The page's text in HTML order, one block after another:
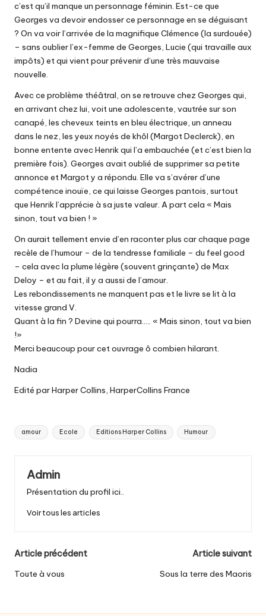
c’est qu’il manque un personnage féminin. Est-ce que
Georges va devoir endosser ce personnage en se déguisant
? On va voir l’arrivée de la magnifique Clémence (la surdouée)
– sans oublier l’ex-femme de Georges, Lucie (qui travaille aux
impôts) et qui vient pour prévenir d’une très mauvaise
nouvelle.
Avec ce problème théâtral, on se retrouve chez Georges qui,
en arrivant chez lui, voit une adolescente, vautrée sur son
canapé, les cheveux teints en bleu électrique, un anneau
dans le nez, les yeux noyés de khôl (Margot Declerck), en
bonne entente avec Henrik qui l’a embauchée (et c’est bien la
première fois). Georges avait oublié de supprimer sa petite
annonce et Margot y a répondu. Elle va s’avérer d’une
compétence inouïe, ce qui laisse Georges pantois, surtout
que Henrik l’apprécie à sa juste valeur. A part cela « Mais
sinon, tout va bien ! »
On aurait tellement envie d’en raconter plus car chaque page
recèle de l’humour – de la tendresse familiale – du feel good
– cela avec la plume légère (souvent grinçante) de Max
Deloy – et au fait, il y a aussi de l’amour.
Les rebondissements ne manquent pas et le livre se lit à la
vitesse grand V.
Quant à la fin ? Devine qui pourra….. « Mais sinon, tout va bien
!»
Merci beaucoup pour cet ouvrage ô combien hilarant.
Nadia
Edité par Harper Collins, HarperCollins France
Tags:
amour Ecole Editions Harper Collins Humour
Admin
Présentation du profil ici..
Voir tous les articles
Post
navigation
Article précédent
Toute à vous
Article suivant
Sous la terre des Maoris